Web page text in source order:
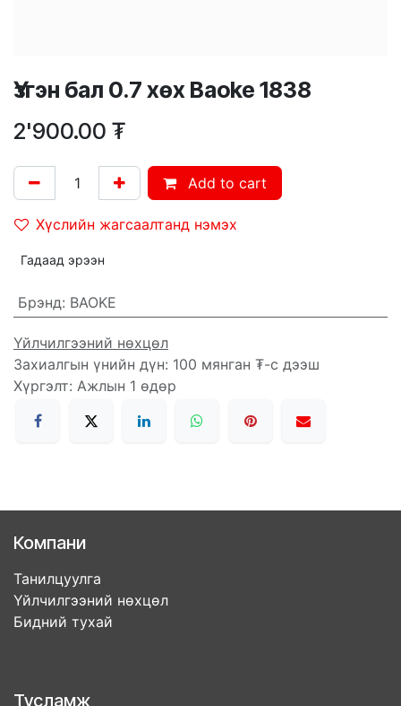
Үзгэн бал 0.7 хөх Baoke 1838
2'900.00 ₮
Add to cart
Хүслийн жагсаалтанд нэмэх
Гадаад эрээн
Брэнд: BAOKE
Үйлчилгээний нөхцөл
Захиалгын үнийн дүн: 100 мянган ₮-с дээш
Хүргэлт: Ажлын 1 өдөр
Компани
Танилцуулга
Үйлчилгээний нөхцөл
Бидний тухай
Тусламж